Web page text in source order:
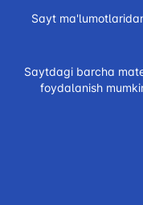
Sayt
Saytdagi barcha
foydalanish